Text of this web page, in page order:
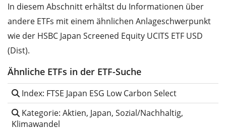
In diesem Abschnitt erhältst du Informationen über
andere ETFs mit einem ähnlichen Anlageschwerpunkt
wie der HSBC Japan Screened Equity UCITS ETF USD
(Dist).
Ähnliche ETFs in der ETF-Suche
Index: FTSE Japan ESG Low Carbon Select
Kategorie: Aktien, Japan, Sozial/Nachhaltig,
Klimawandel